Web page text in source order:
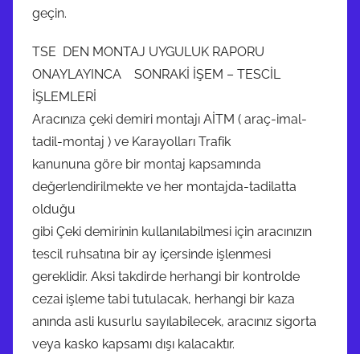
geçin.
TSE DEN MONTAJ UYGULUK RAPORU
ONAYLAYINCA SONRAKİ İŞEM – TESCİL
İŞLEMLERİ
Aracınıza çeki demiri montajı AİTM ( araç-imal-
tadil-montaj ) ve Karayolları Trafik
kanununa göre bir montaj kapsamında
değerlendirilmekte ve her montajda-tadilatta
olduğu
gibi Çeki demirinin kullanılabilmesi için aracınızın
tescil ruhsatına bir ay içersinde işlenmesi
gereklidir. Aksi takdirde herhangi bir kontrolde
cezai işleme tabi tutulacak, herhangi bir kaza
anında asli kusurlu sayılabilecek, aracınız sigorta
veya kasko kapsamı dışı kalacaktır.